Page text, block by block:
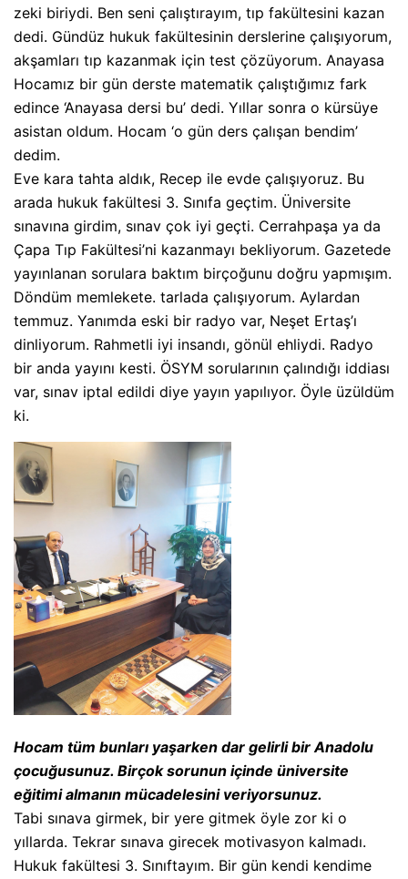
zeki biriydi. Ben seni çalıştırayım, tıp fakültesini kazan
dedi. Gündüz hukuk fakültesinin derslerine çalışıyorum,
akşamları tıp kazanmak için test çözüyorum. Anayasa
Hocamız bir gün derste matematik çalıştığımız fark
edince ‘Anayasa dersi bu’ dedi. Yıllar sonra o kürsüye
asistan oldum. Hocam ‘o gün ders çalışan bendim’
dedim.
Eve kara tahta aldık, Recep ile evde çalışıyoruz. Bu
arada hukuk fakültesi 3. Sınıfa geçtim. Üniversite
sınavına girdim, sınav çok iyi geçti. Cerrahpaşa ya da
Çapa Tıp Fakültesi’ni kazanmayı bekliyorum. Gazetede
yayınlanan sorulara baktım birçoğunu doğru yapmışım.
Döndüm memlekete. tarlada çalışıyorum. Aylardan
temmuz. Yanımda eski bir radyo var, Neşet Ertaş’ı
dinliyorum. Rahmetli iyi insandı, gönül ehliydi. Radyo
bir anda yayını kesti. ÖSYM sorularının çalındığı iddiası
var, sınav iptal edildi diye yayın yapılıyor. Öyle üzüldüm
ki.
Hocam tüm bunları yaşarken dar gelirli bir Anadolu
çocuğusunuz. Birçok sorunun içinde üniversite
eğitimi almanın mücadelesini veriyorsunuz.
Tabi sınava girmek, bir yere gitmek öyle zor ki o
yıllarda. Tekrar sınava girecek motivasyon kalmadı.
Hukuk fakültesi 3. Sınıftayım. Bir gün kendi kendime